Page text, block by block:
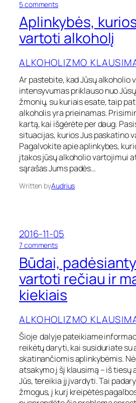
l
k
o
o
i
o
v
a
r
t
o
j
i
m
į
i
?
5 commentso
A
p
l
n
y
b
ė
s
,
k
u
r
i
o
s
n
r
o
t
a
k
o
h
o
l
į
Aplinkybės,
vartoti alkoholį
ALKOHOLIZMO
Ar pastebite, kad Jūsų alkoholio
intensyvumas priklauso nuo
žmonių, su kuriais esate, taip
alkoholis yra prieinamas.
kartą, kai išgėrėte per daug.
situacijas, kurios Jus paskatino
Pagalvokite apie aplinkybes,
įtakos jūsų alkoholio vartojimui
sąrašas Jums padės…
Written byAudrius
2016-11-05
7 commentso
ū
d
a
i
p
d
ė
s
a
n
t
Būdai,
vartoti rečiau ir
kiekiais
ALKOHOLIZMO
Šioje dalyje pateikiame
reikėtų daryti, kai susiduriate su
skatinančiomis aplinkybėmis.
atsakymo į šį klausimą – iš
Jūs, tereikia jį įvardyti. Tai
žmogus, į kurį kreipėtės